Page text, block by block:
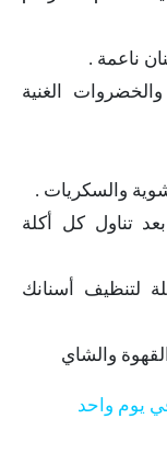
ناعمة .
الغنية
والسكريات .
تناول كل أكلة
لتنظيف أسنانك
والشاي
يوم واحد